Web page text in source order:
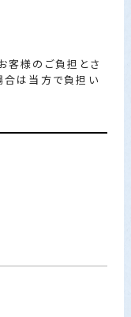
客様のご負担とさ
合は当方で負担い